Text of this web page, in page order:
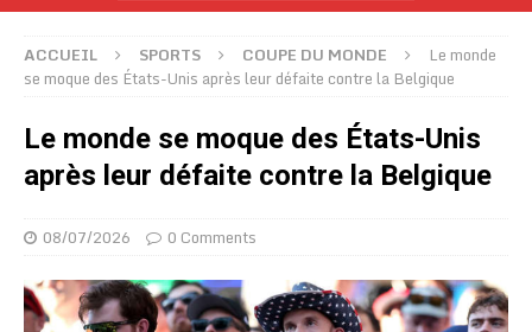
ACCUEIL SPORTS COUPE DU MONDE
Le monde
se moque des États-Unis après leur défaite contre la Belgique
Le monde se moque des États-Unis
après leur défaite contre la Belgique
08/07/2026 0 Comments